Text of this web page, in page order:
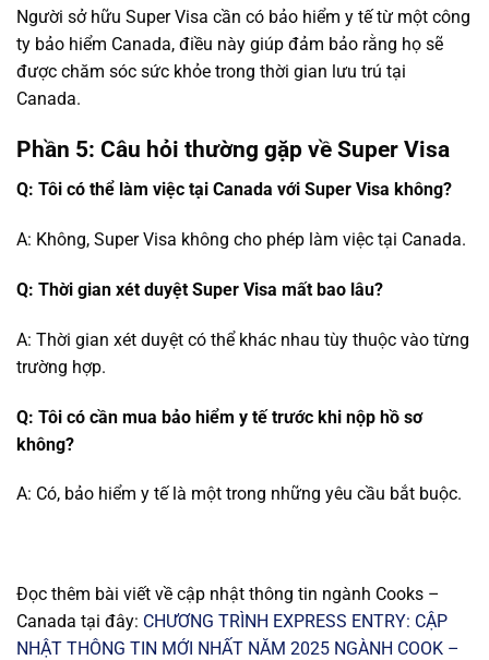
Người sở hữu Super Visa cần có bảo hiểm y tế từ một công
ty bảo hiểm Canada, điều này giúp đảm bảo rằng họ sẽ
được chăm sóc sức khỏe trong thời gian lưu trú tại
Canada.
Phần 5: Câu hỏi thường gặp về Super Visa
Q: Tôi có thể làm việc tại Canada với Super Visa không?
A: Không, Super Visa không cho phép làm việc tại Canada.
Q: Thời gian xét duyệt Super Visa mất bao lâu?
A: Thời gian xét duyệt có thể khác nhau tùy thuộc vào từng
trường hợp.
Q: Tôi có cần mua bảo hiểm y tế trước khi nộp hồ sơ
không?
A: Có, bảo hiểm y tế là một trong những yêu cầu bắt buộc.
Đọc thêm bài viết về cập nhật thông tin ngành Cooks –
Canada tại đây: CHƯƠNG TRÌNH EXPRESS ENTRY: CẬP
NHẬT THÔNG TIN MỚI NHẤT NĂM 2025 NGÀNH COOK –